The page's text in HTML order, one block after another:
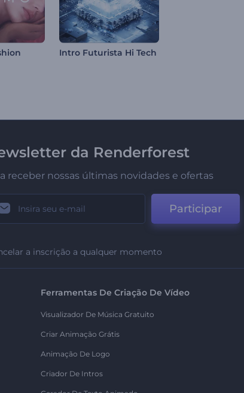
Intro Futurista Hi Tech
da Renderforest
receber nossas últimas novidades e ofertas
Participar
a inscrição a qualquer momento
Ferramentas De Criação De Vídeo
Visualizador De Música Gratuito
Criar Animação Grátis
Animação De Logo
Criador De Intros